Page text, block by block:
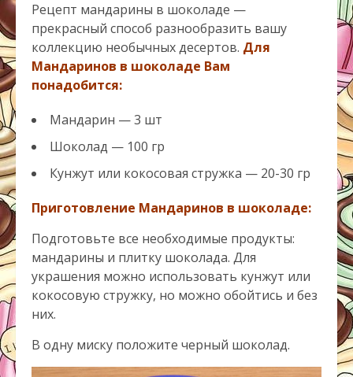
Рецепт мандарины в шоколаде —
прекрасный способ разнообразить вашу
коллекцию необычных десертов. Для
Мандаринов в шоколаде Вам
понадобится:
Мандарин — 3 шт
Шоколад — 100 гр
Кунжут или кокосовая стружка — 20-30 гр
Приготовление Мандаринов в шоколаде:
Подготовьте все необходимые продукты:
мандарины и плитку шоколада. Для
украшения можно использовать кунжут или
кокосовую стружку, но можно обойтись и без
них.
В одну миску положите черный шоколад.